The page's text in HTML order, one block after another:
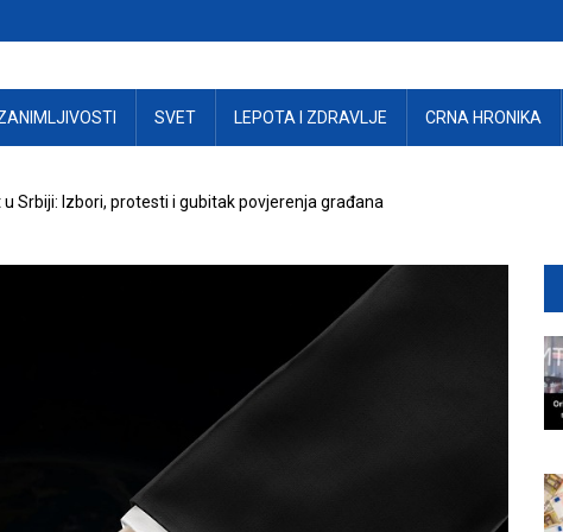
SVET LEPOTA I ZDRAVLJE CRNA HRONIKA
Srbiji: Izbori, protesti i gubitak povjerenja građana